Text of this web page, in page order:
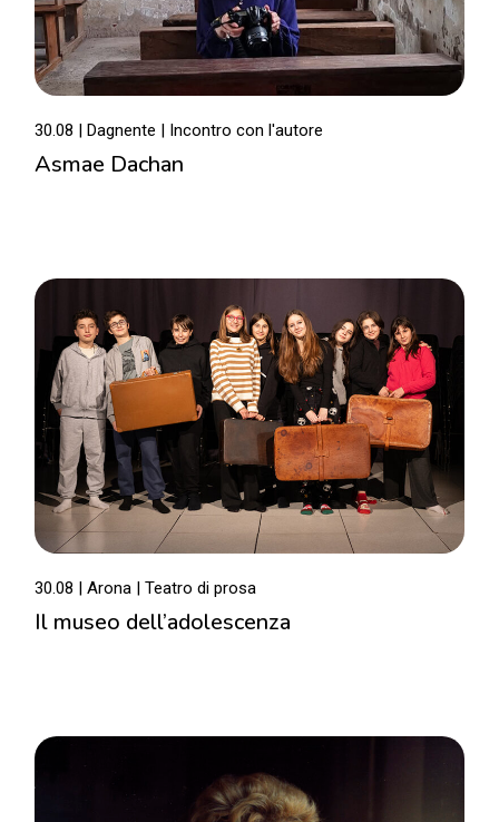
30.08 | Dagnente Incontro con l'autore
Asmae Dachan
30.08 | Arona Teatro di prosa
Il museo dell’adolescenza